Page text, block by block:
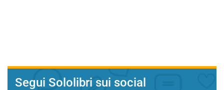
Segui Sololibri sui social